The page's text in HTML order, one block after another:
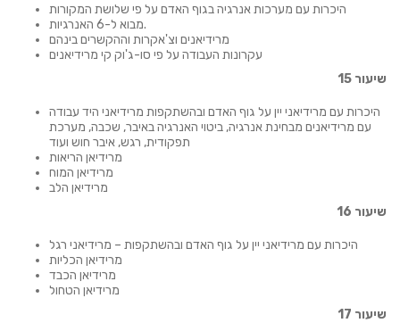
היכרות עם מערכות אנרגיה בגוף האדם על פי שלושת המקורות
מבוא ל-6 האנרגיות.
מרידיאנים וצ'אקרות וההקשרים בינהם
עקרונות העבודה על פי סו-ג'וק קי מרידיאנים
שיעור 15
היכרות עם מרידיאני יין על גוף האדם ובהשתקפות מרידיאני היד עבודה
עם מרידיאנים מבחינת אנרגיה, ביטוי האנרגיה באיבר, שכבה, מערכת
תפקודית, רגש, איבר חוש ועוד
מרידיאן הריאות
מרידיאן המוח
מרידיאן הלב
שיעור 16
היכרות עם מרידיאני יין על גוף האדם ובהשתקפות – מרידיאני רגל
מרידיאן הכליות
מרידיאן הכבד
מרידיאן הטחול
שיעור 17